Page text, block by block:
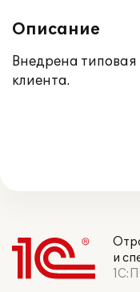
Описание
Внедрена типовая
клиента.
и